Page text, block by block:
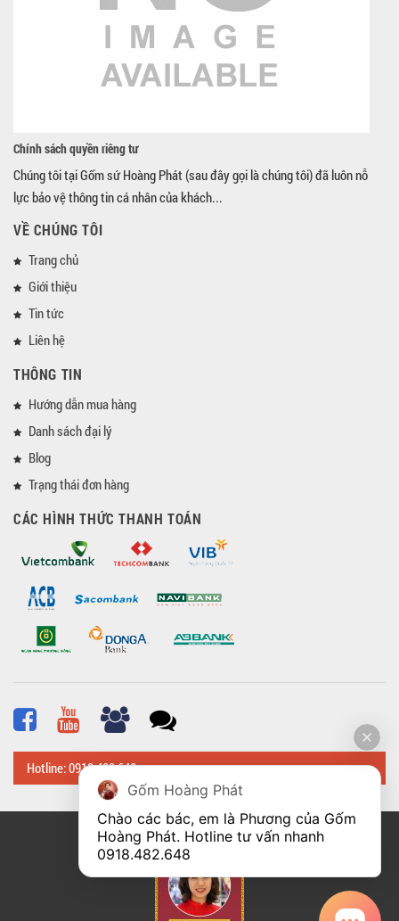
Chính sách quyền riêng tư
Chúng tôi tại Gốm sứ Hoàng Phát (sau đây gọi là chúng tôi) đã luôn nỗ
lực bảo vệ thông tin cá nhân của khách...
VỀ CHÚNG TÔI
Trang chủ
Giới thiệu
Tin tức
Liên hệ
THÔNG TIN
Hướng dẫn mua hàng
Danh sách đại lý
Blog
Trạng thái đơn hàng
CÁC HÌNH THỨC THANH TOÁN
Hotline: 0918 482 648
© Bản quyền thuộc vềHoangphatbattrang.vn
Gốm Hoàng Phát
Chào các bác, em là Phương của Gốm
0918.482.648